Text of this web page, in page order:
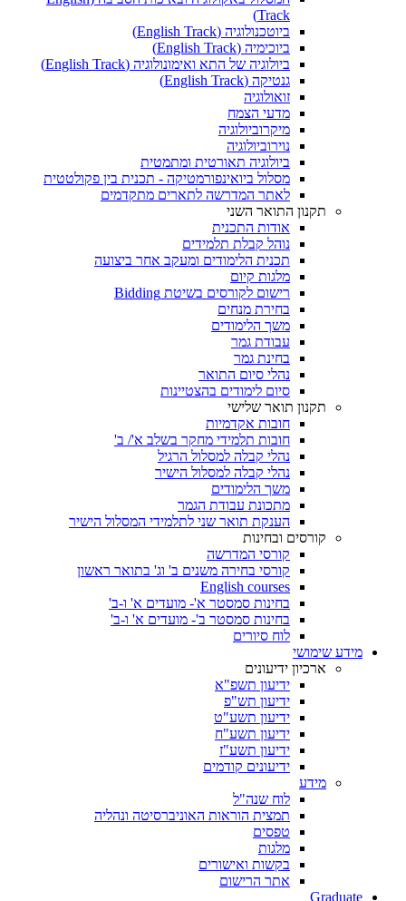
Track)
ביוטכנולוגיה (English Track)
ביוכימיה (English Track)
ביולוגיה של התא ואימונולוגיה (English Track)
גנטיקה (English Track)
זואולוגיה
מדעי הצמח
מיקרוביולוגיה
נוירוביולוגיה
ביולוגיה תאורטית ומתמטית
מסלול ביואינפורמטיקה - תכנית בין פקולטטית
לאתר המדרשה לתארים מתקדמים
תקנון התואר השני
אודות התכנית
נוהל קבלת תלמידים
תכנית הלימודים ומעקב אחר ביצועה
מלגות קיום
רישום לקורסים בשיטת Bidding
בחירת מנחים
משך הלימודים
עבודת גמר
בחינת גמר
נהלי סיום התואר
סיום לימודים בהצטיינות
תקנון תואר שלישי
חובות אקדמיות
חובות תלמידי מחקר בשלב א'/ ב'
נהלי קבלה למסלול הרגיל
נהלי קבלה למסלול הישיר
משך הלימודים
מתכונת עבודת הגמר
הענקת תואר שני לתלמידי המסלול הישיר
קורסים ובחינות
קורסי המדרשה
קורסי בחירה משנים ב' וג' בתואר ראשון
English courses
בחינות סמסטר א'- מועדים א' ו-ב'
בחינות סמסטר ב'- מועדים א' ו-ב'
לוח סיורים
מידע שימושי
ארכיון ידיעונים
ידיעון תשפ"א
ידיעון תש"פ
ידיעון תשע"ט
ידיעון תשע"ח
ידיעון תשע"ז
ידיעונים קודמים
מידע
לוח שנה"ל
תמצית הוראות האוניברסיטה ונהליה
טפסים
מלגות
בקשות ואישורים
אתר הרישום
Graduate